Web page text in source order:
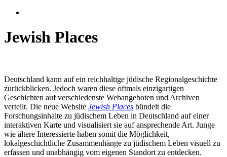
Jewish Places
Deutschland kann auf ein reichhaltige jüdische Regionalgeschichte
zurückblicken. Jedoch waren diese oftmals einzigartigen
Geschichten auf verschiedenste Webangeboten und Archiven
verteilt. Die neue Website Jewish Places bündelt die
Forschungsinhalte zu jüdischem Leben in Deutschland auf einer
interaktiven Karte und visualisiert sie auf ansprechende Art. Junge
wie ältere Interessierte haben somit die Möglichkeit,
lokalgeschichtliche Zusammenhänge zu jüdischem Leben visuell zu
erfassen und unabhängig vom eigenen Standort zu entdecken.